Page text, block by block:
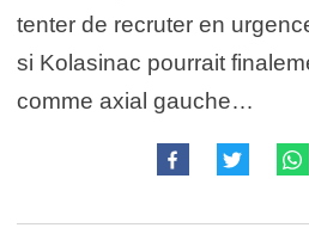
tenter de recruter en
si Kolasinac pourrait
comme axial gauche…